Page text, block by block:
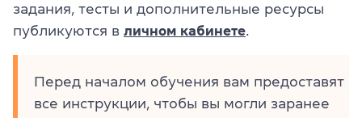
задания, тесты и дополнительные ресурсы
публикуются в личном кабинете.
Перед началом обучения вам предоставят
все инструкции, чтобы вы могли заранее